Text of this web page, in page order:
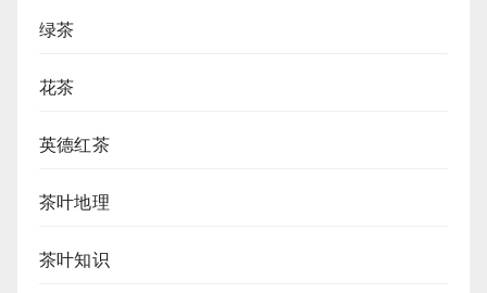
绿茶
花茶
英德红茶
茶叶地理
茶叶知识